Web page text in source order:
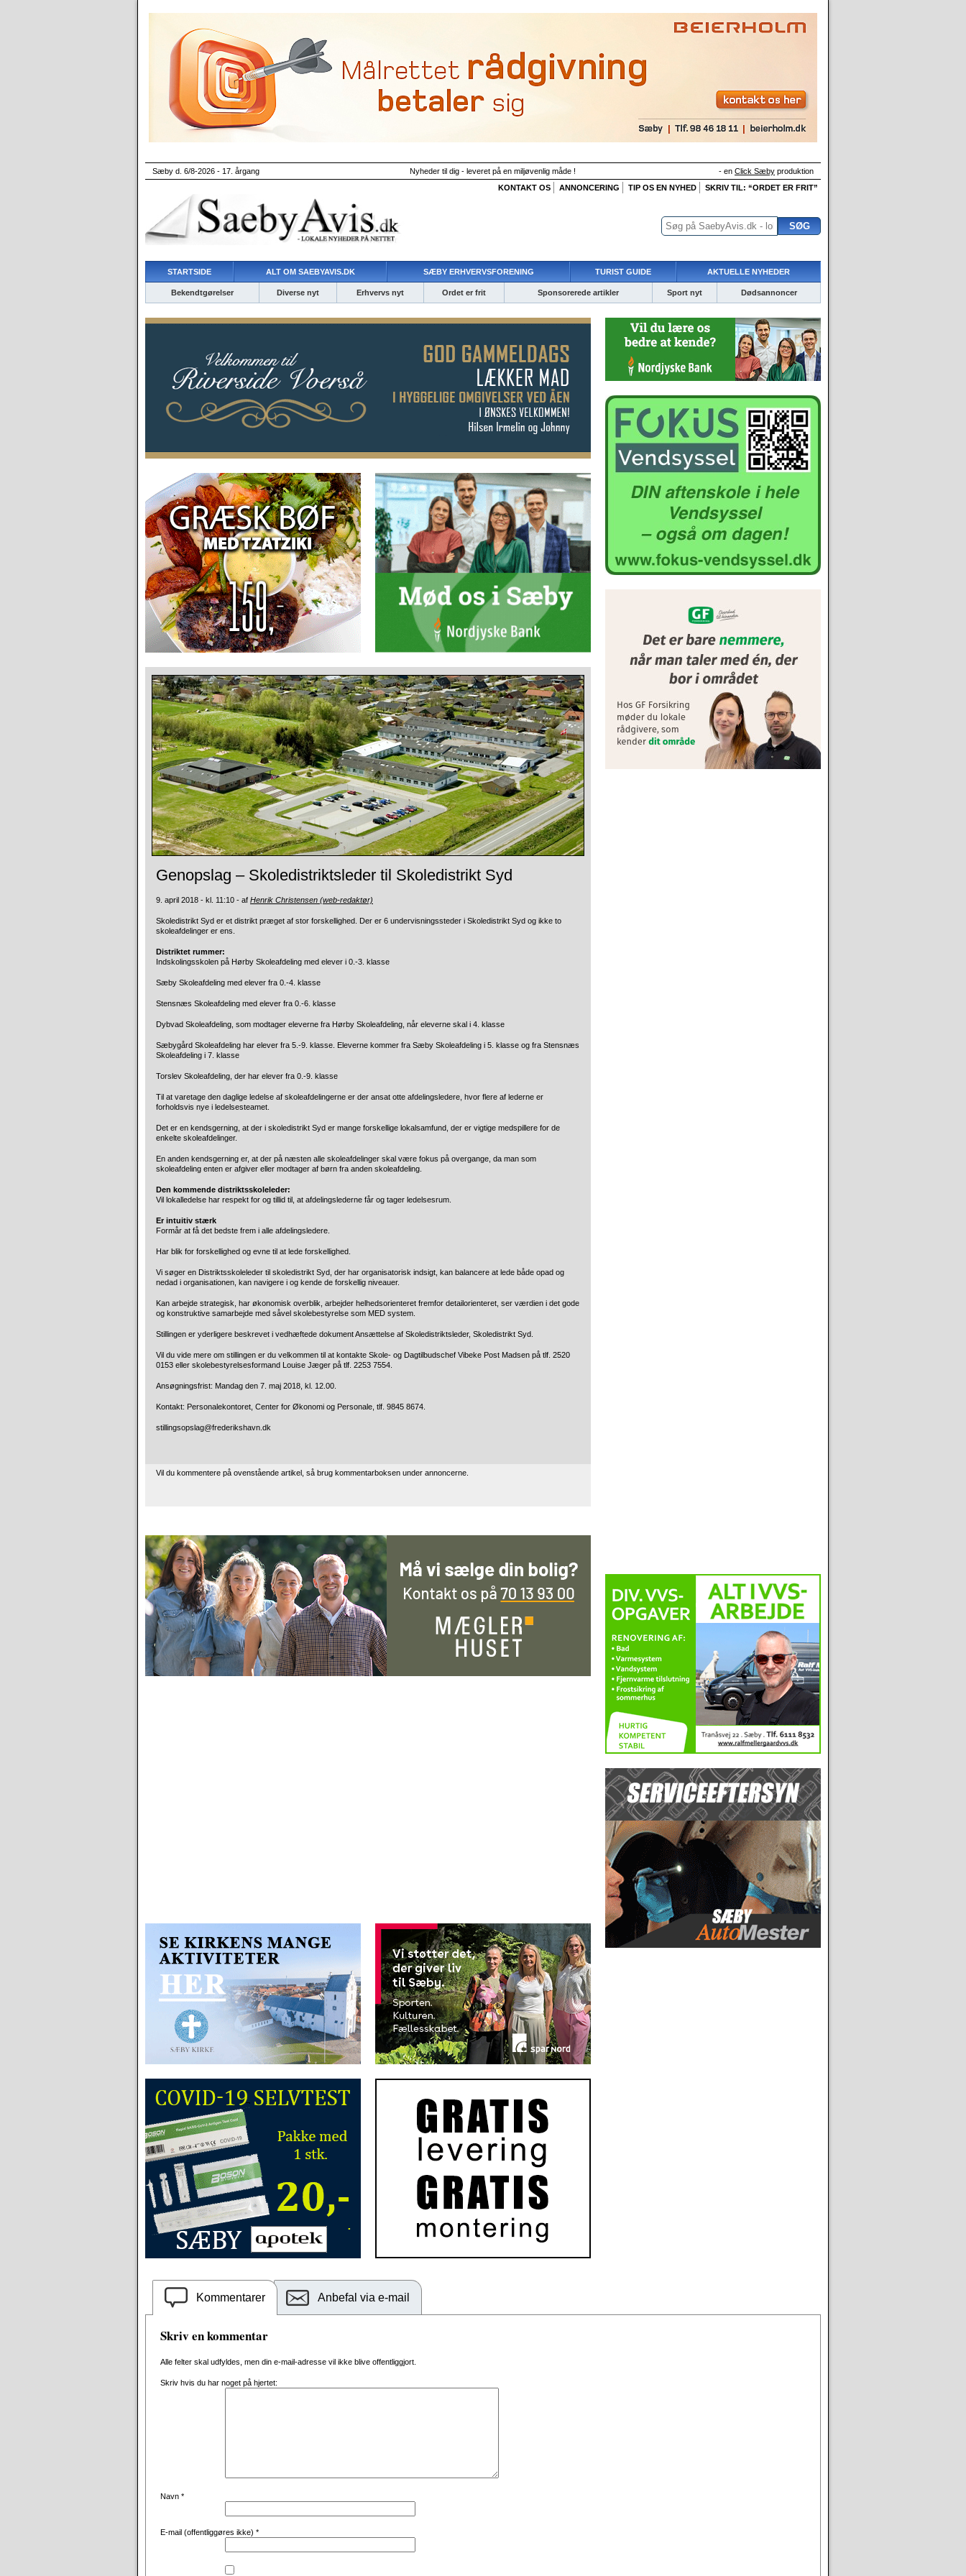
Sæby d. 6/8-2026 - 17. årgang Nyheder til dig - leveret på en miljøvenlig måde ! - en Click Sæby produktion
KONTAKT OS
ANNONCERING TIP OS EN NYHED SKRIV TIL: “ORDET ER FRIT”
STARTSIDE ALT OM SAEBYAVIS.DK SÆBY ERHVERVSFORENING TURIST GUIDE AKTUELLE NYHEDER
Bekendtgørelser Diverse nyt Erhvervs nyt Ordet er frit Sponsorerede artikler Sport nyt Dødsannoncer
Genopslag – Skoledistriktsleder til Skoledistrikt Syd
9. april 2018 - kl. 11:10 - af Henrik Christensen (web-redaktør)
Skoledistrikt Syd er et distrikt præget af stor forskellighed. Der er 6 undervisningssteder i Skoledistrikt Syd og ikke to
skoleafdelinger er ens.
Distriktet rummer:
Indskolingsskolen på Hørby Skoleafdeling med elever i 0.-3. klasse
Sæby Skoleafdeling med elever fra 0.-4. klasse
Stensnæs Skoleafdeling med elever fra 0.-6. klasse
Dybvad Skoleafdeling, som modtager eleverne fra Hørby Skoleafdeling, når eleverne skal i 4. klasse
Sæbygård Skoleafdeling har elever fra 5.-9. klasse. Eleverne kommer fra Sæby Skoleafdeling i 5. klasse og fra Stensnæs
Skoleafdeling i 7. klasse
Torslev Skoleafdeling, der har elever fra 0.-9. klasse
Til at varetage den daglige ledelse af skoleafdelingerne er der ansat otte afdelingsledere, hvor flere af lederne er
forholdsvis nye i ledelsesteamet.
Det er en kendsgerning, at der i skoledistrikt Syd er mange forskellige lokalsamfund, der er vigtige medspillere for de
enkelte skoleafdelinger.
En anden kendsgerning er, at der på næsten alle skoleafdelinger skal være fokus på overgange, da man som
skoleafdeling enten er afgiver eller modtager af børn fra anden skoleafdeling.
Den kommende distriktsskoleleder:
Vil lokalledelse har respekt for og tillid til, at afdelingslederne får og tager ledelsesrum.
Er intuitiv stærk
Formår at få det bedste frem i alle afdelingsledere.
Har blik for forskellighed og evne til at lede forskellighed.
Vi søger en Distriktsskoleleder til skoledistrikt Syd, der har organisatorisk indsigt, kan balancere at lede både opad og
nedad i organisationen, kan navigere i og kende de forskellig niveauer.
Kan arbejde strategisk, har økonomisk overblik, arbejder helhedsorienteret fremfor detailorienteret, ser værdien i det gode
og konstruktive samarbejde med såvel skolebestyrelse som MED system.
Stillingen er yderligere beskrevet i vedhæftede dokument Ansættelse af Skoledistriktsleder, Skoledistrikt Syd.
Vil du vide mere om stillingen er du velkommen til at kontakte Skole- og Dagtilbudschef Vibeke Post Madsen på tlf. 2520
0153 eller skolebestyrelsesformand Louise Jæger på tlf. 2253 7554.
Ansøgningsfrist: Mandag den 7. maj 2018, kl. 12.00.
Kontakt: Personalekontoret, Center for Økonomi og Personale, tlf. 9845 8674.
stillingsopslag@frederikshavn.dk
Vil du kommentere på ovenstående artikel, så brug kommentarboksen under annoncerne.
Kommentarer Anbefal via e-mail
Skriv en kommentar
Alle felter skal udfyldes, men din e-mail-adresse vil ikke blive offentliggjort.
Skriv hvis du har noget på hjertet:
Navn *
E-mail (offentliggøres ikke) *